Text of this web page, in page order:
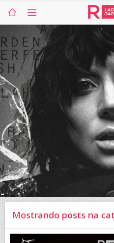
Mostrando posts na